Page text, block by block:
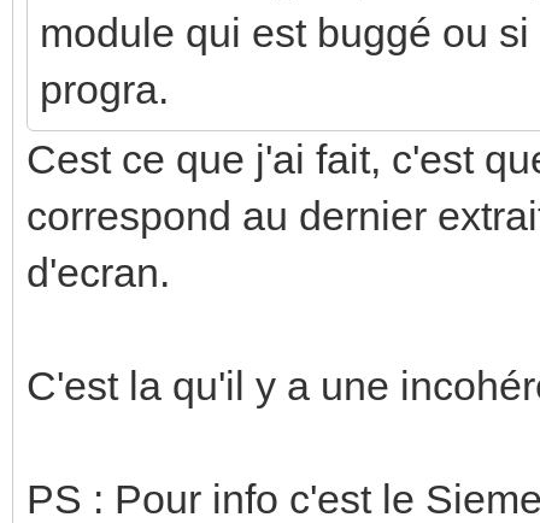
module qui est buggé ou
progra.
Cest ce que j'ai fait, c'est
correspond au dernier
d'ecran.
C'est la qu'il y a une
PS : Pour info c'est le